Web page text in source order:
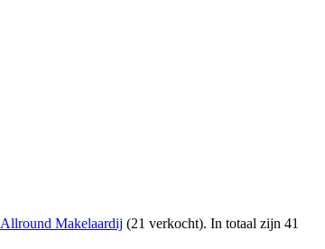
Allround Makelaardij (21 verkocht). In totaal zijn 41